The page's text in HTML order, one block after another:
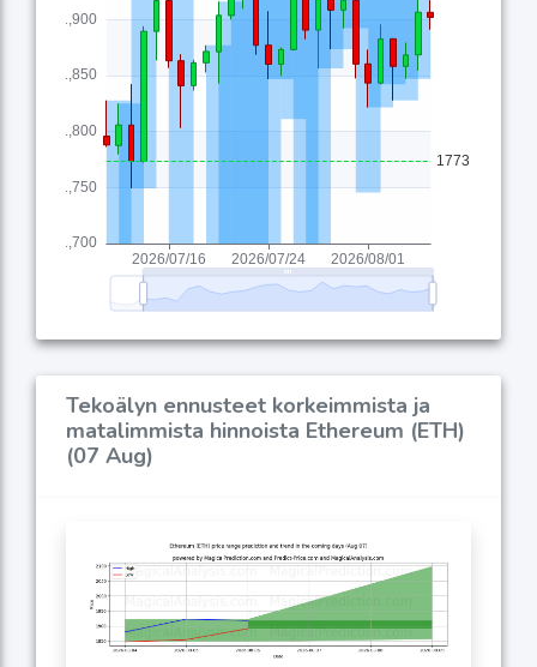
Tekoälyn ennusteet korkeimmista ja
matalimmista hinnoista Ethereum (ETH)
(07 Aug)